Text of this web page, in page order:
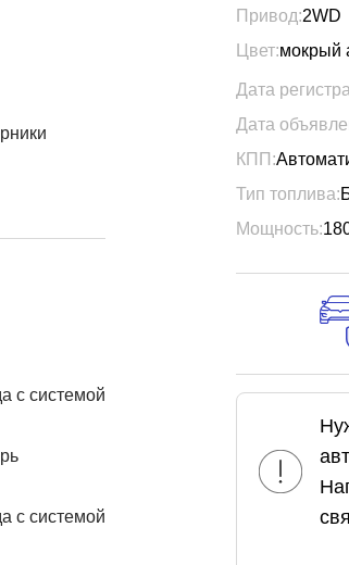
с системой
с системой
Привод:2WD
Цвет:мокрый
Дата
Дата
КПП:
Тип топлива:
Мощность: